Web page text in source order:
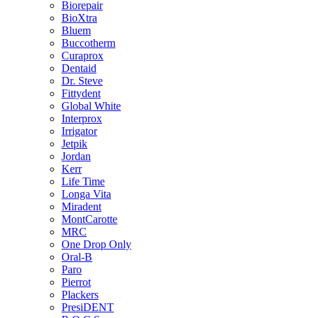
Biorepair
BioXtra
Bluem
Buccotherm
Curaprox
Dentaid
Dr. Steve
Fittydent
Global White
Interprox
Irrigator
Jetpik
Jordan
Kerr
Life Time
Longa Vita
Miradent
MontCarotte
MRC
One Drop Only
Oral-B
Paro
Pierrot
Plackers
PresiDENT